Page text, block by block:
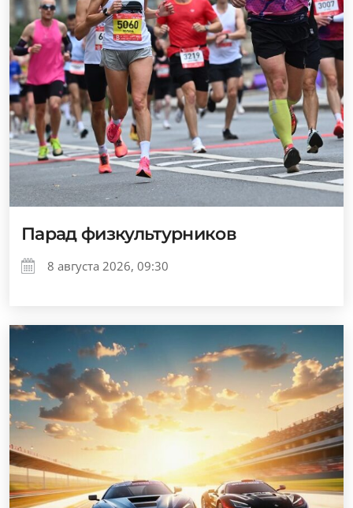
Парад физкультурников
8 августа 2026, 09:30